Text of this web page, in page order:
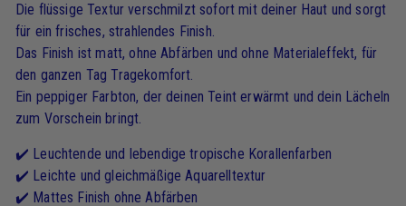
Die flüssige Textur verschmilzt sofort mit deiner Haut und sorgt
für ein frisches, strahlendes Finish.
Das Finish ist matt, ohne Abfärben und ohne Materialeffekt, für
den ganzen Tag Tragekomfort.
Ein peppiger Farbton, der deinen Teint erwärmt und dein Lächeln
zum Vorschein bringt.
✔️ Leuchtende und lebendige tropische Korallenfarben
✔️ Leichte und gleichmäßige Aquarelltextur
✔️ Mattes Finish ohne Abfärben